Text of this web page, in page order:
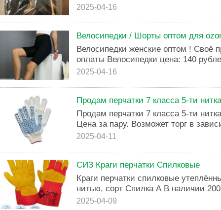
2025-04-16
Велосипедки / Шорты оптом для
Велосипедки женские оптом ! Своё
оплаты Велосипедки цена: 140
2025-04-16
Продам перчатки 7 класса 5-ти нитка
Продам перчатки 7 класса 5-ти
Цена за пару. Возможет торг в
2025-04-11
СИЗ Краги перчатки Спилковые
Краги перчатки спилковые
нитью, сорт Спилка А В наличии
2025-04-09